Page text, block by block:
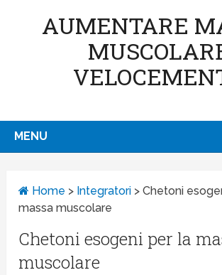
AUMENTARE
MENU
Home > Integratori >Chetoni
massa muscolare
Chetoni esogeni per la
muscolare